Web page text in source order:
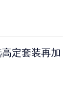
定套装再加